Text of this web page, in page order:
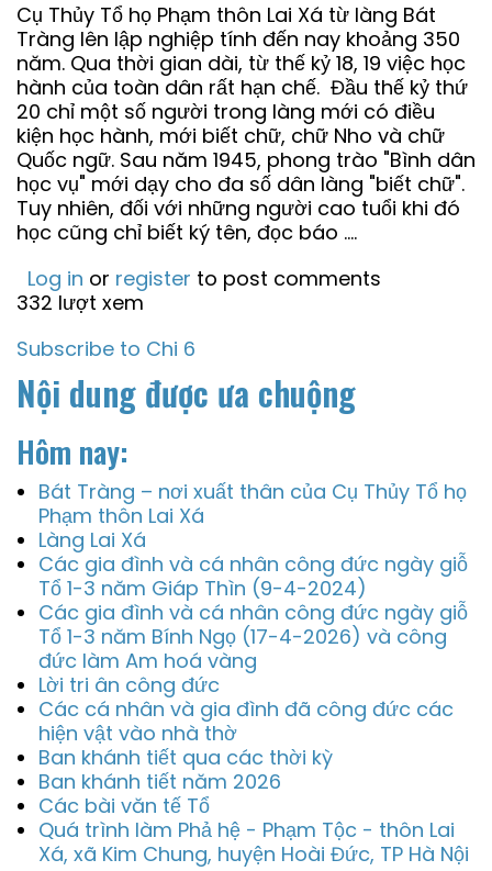
Cụ Thủy Tổ họ Phạm thôn Lai Xá từ làng Bát
Tràng lên lập nghiệp tính đến nay khoảng 350
năm. Qua thời gian dài, từ thế kỷ 18, 19 việc học
hành của toàn dân rất hạn chế. Đầu thế kỷ thứ
20 chỉ một số người trong làng mới có điều
kiện học hành, mới biết chữ, chữ Nho và chữ
Quốc ngữ. Sau năm 1945, phong trào "Bình dân
học vụ" mới dạy cho đa số dân làng "biết chữ".
Tuy nhiên, đối với những người cao tuổi khi đó
học cũng chỉ biết ký tên, đọc báo ....
Log in or register to post comments
332 lượt xem
Subscribe to Chi 6
Nội dung được ưa chuộng
Hôm nay:
Bát Tràng – nơi xuất thân của Cụ Thủy Tổ họ
Phạm thôn Lai Xá
Làng Lai Xá
Các gia đình và cá nhân công đức ngày giỗ
Tổ 1-3 năm Giáp Thìn (9-4-2024)
Các gia đình và cá nhân công đức ngày giỗ
Tổ 1-3 năm Bính Ngọ (17-4-2026) và công
đức làm Am hoá vàng
Lời tri ân công đức
Các cá nhân và gia đình đã công đức các
hiện vật vào nhà thờ
Ban khánh tiết qua các thời kỳ
Ban khánh tiết năm 2026
Các bài văn tế Tổ
Quá trình làm Phả hệ - Phạm Tộc - thôn Lai
Xá, xã Kim Chung, huyện Hoài Đức, TP Hà Nội